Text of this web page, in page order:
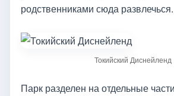
родственниками сюда развлечься.
Токийский Диснейленд
Парк разделен на отдельные